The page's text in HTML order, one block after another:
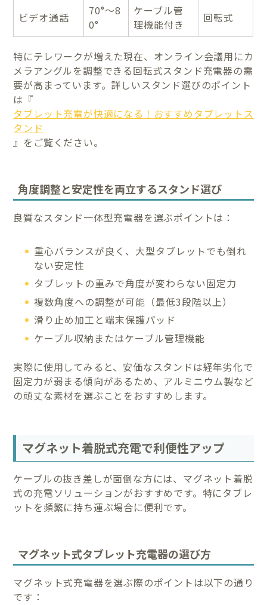
ビデオ通話
70°〜8
0°
ケーブル管
理機能付き
回転式
特にテレワークが増えた現在、オンライン会議用にカ
メラアングルを調整できる回転式スタンド充電器の需
要が高まっています。詳しいスタンド選びのポイント
は『
タブレット充電が快適になる！おすすめタブレットス
タンド
』をご覧ください。
角度調整と安定性を両立するスタンド選び
良質なスタンド一体型充電器を選ぶポイントは：
重心バランスが良く、大型タブレットでも倒れ
ない安定性
タブレットの重みで角度が変わらない固定力
複数角度への調整が可能（最低3段階以上）
滑り止め加工と端末保護パッド
ケーブル収納またはケーブル管理機能
実際に使用してみると、安価なスタンドは経年劣化で
固定力が弱まる傾向があるため、アルミニウム製など
の頑丈な素材を選ぶことをおすすめします。
マグネット着脱式充電で利便性アップ
ケーブルの抜き差しが面倒な方には、マグネット着脱
式の充電ソリューションがおすすめです。特にタブレ
ットを頻繁に持ち運ぶ場合に便利です。
マグネット式タブレット充電器の選び方
マグネット式充電器を選ぶ際のポイントは以下の通り
です：